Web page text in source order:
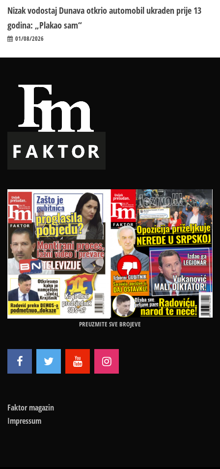
Nizak vodostaj Dunava otkrio automobil ukraden prije 13
godina: „Plakao sam“
01/08/2026
PREUZMITE SVE BROJEVE
Faktor magazin
Impressum